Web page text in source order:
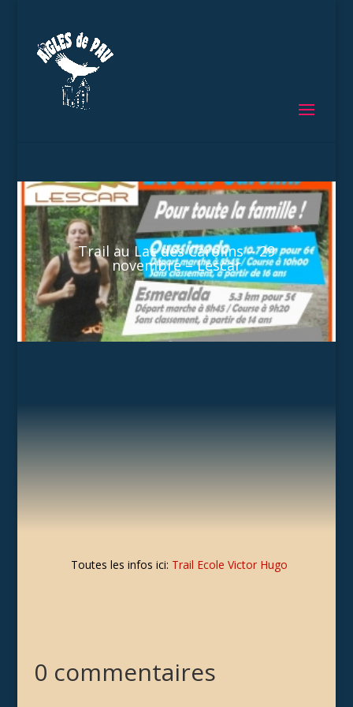
Trail au Lac des Carolins – 29
novembre – Lescar
Toutes les infos ici: Trail Ecole Victor Hugo
0 commentaires